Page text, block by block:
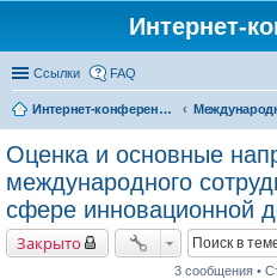
Интернет-
Ссылки FAQ
Интернет-конференции
Оценка и основные
международного
сфере инновационной
Закрыто
3 сообщения •